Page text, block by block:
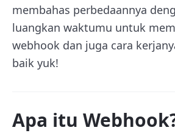
membahas perbedaannya
luangkan waktumu untuk
webhook dan juga cara
baik yuk!
Apa itu